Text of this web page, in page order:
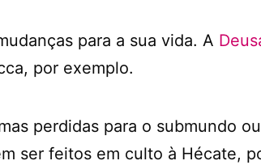
para a sua vida. A
por exemplo.
perdidas para o submundo
ser feitos em culto à Hécate,